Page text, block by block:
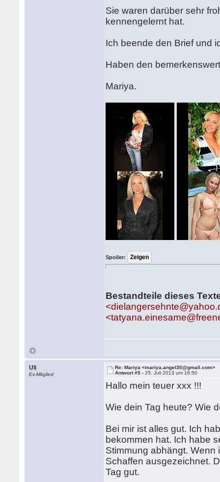
Sie waren darüber sehr
kennengelernt hat.
Ich beende den Brief und
Haben den
Mariya.
Spoiler:
Bestandteile dieses
Uli
Ex-Mitglied
Re: Mariya <mariya.angel30@gmail.com>
Antwort #5 -25. Juli 2013 um 16:50
Hallo mein teuer xxx !!!
Wie dein Tag heute? Wie
Bei mir ist alles gut. Ich
bekommen hat. Ich habe
Stimmung abhängt.
Schaffen ausgezeichnet.
Tag gut.